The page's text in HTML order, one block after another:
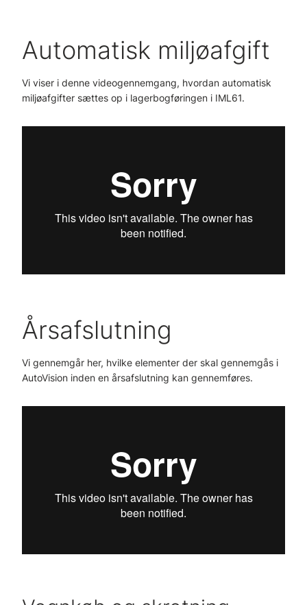
Automatisk miljøafgift
Vi viser i denne videogennemgang, hvordan automatisk
miljøafgifter sættes op i lagerbogføringen i IML61.
Årsafslutning
Vi gennemgår her, hvilke elementer der skal gennemgås i
AutoVision inden en årsafslutning kan gennemføres.